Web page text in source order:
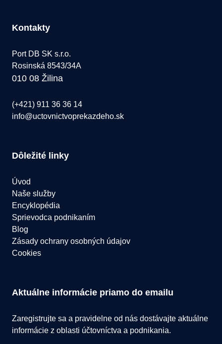
Kontakty
Port DB SK s.r.o.
Rosinská 8543/34A
010 08 Žilina
(+421) 911 36 36 14
info@uctovnictvoprekazdeho.sk
Dôležité linky
Úvod
Naše služby
Encyklopédia
Sprievodca podnikaním
Blog
Zásady ochrany osobných údajov
Cookies
Aktuálne informácie priamo do emailu
Zaregistrujte sa a pravidelne od nás dostávajte aktuálne
informácie z oblasti účtovníctva a podnikania.